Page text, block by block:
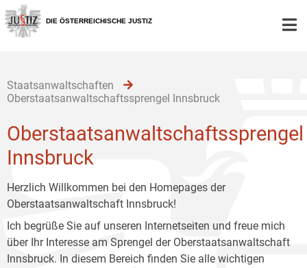
Zur
Hauptnavigation
[1]
Zum
Inhalt
[2]
Zum
Untermenü
[3]
DIE ÖSTERREICHISCHE JUSTIZ
Staatsanwaltschaften
Oberstaatsanwaltschaftssprengel Innsbruck
Oberstaatsanwaltschaftssprengel
Innsbruck
Herzlich Willkommen bei den Homepages der
Oberstaatsanwaltschaft Innsbruck!
Ich begrüße Sie auf unseren Internetseiten und freue mich
über Ihr Interesse am Sprengel der Oberstaatsanwaltschaft
Innsbruck. In diesem Bereich finden Sie alle wichtigen